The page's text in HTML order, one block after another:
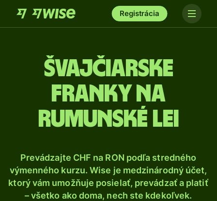
Registrácia
Švajčiarske
franky na
rumunské lei
Prevádzajte CHF na RON podľa stredného
výmenného kurzu. Wise je medzinárodný účet,
ktorý vám umožňuje posielať, prevádzať a platiť
– všetko ako doma, nech ste kdekoľvek.